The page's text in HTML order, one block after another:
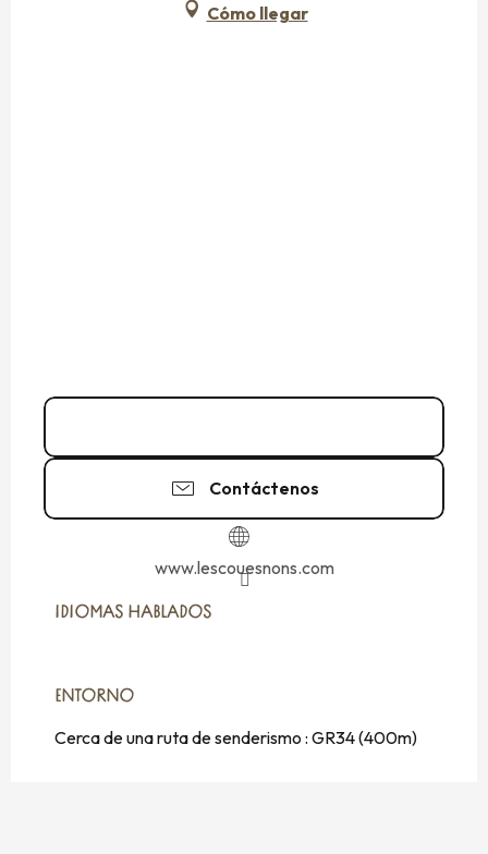
Cómo llegar
Contáctenos
www.lescouesnons.com
IDIOMAS HABLADOS
IDIOMAS HABLADOS
ENTORNO
ENTORNO
Cerca de una ruta de senderismo : GR34(400m)